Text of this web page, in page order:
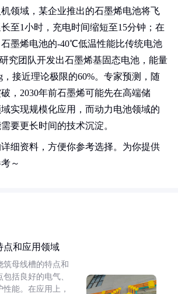
领域，某企业推出的石墨烯电池将飞
至1小时，充电时间缩短至15分钟；在
墨烯电池的-40℃低温性能比传统电池
究团队开发出石墨烯基固态电池，能量
，接近理论极限的60%。专家预测，随
，2030年前石墨烯可能先在高端储
实现规模化应用，而动力电池领域的
要更长时间的技术沉淀。
细资料，方便你参考选择。为你提供
～
点和应用领域
筑母线槽的特点和
括良好的电气、
能。在应用上，